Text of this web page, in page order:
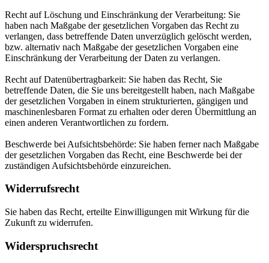
Recht auf Löschung und Einschränkung der Verarbeitung: Sie
haben nach Maßgabe der gesetzlichen Vorgaben das Recht zu
verlangen, dass betreffende Daten unverzüglich gelöscht werden,
bzw. alternativ nach Maßgabe der gesetzlichen Vorgaben eine
Einschränkung der Verarbeitung der Daten zu verlangen.
Recht auf Datenübertragbarkeit: Sie haben das Recht, Sie
betreffende Daten, die Sie uns bereitgestellt haben, nach Maßgabe
der gesetzlichen Vorgaben in einem strukturierten, gängigen und
maschinenlesbaren Format zu erhalten oder deren Übermittlung an
einen anderen Verantwortlichen zu fordern.
Beschwerde bei Aufsichtsbehörde: Sie haben ferner nach Maßgabe
der gesetzlichen Vorgaben das Recht, eine Beschwerde bei der
zuständigen Aufsichtsbehörde einzureichen.
Widerrufsrecht
Sie haben das Recht, erteilte Einwilligungen mit Wirkung für die
Zukunft zu widerrufen.
Widerspruchsrecht